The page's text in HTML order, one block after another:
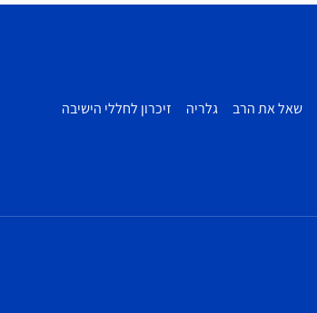
שאל את הרב גלריה
זיכרון לחללי הישיבה